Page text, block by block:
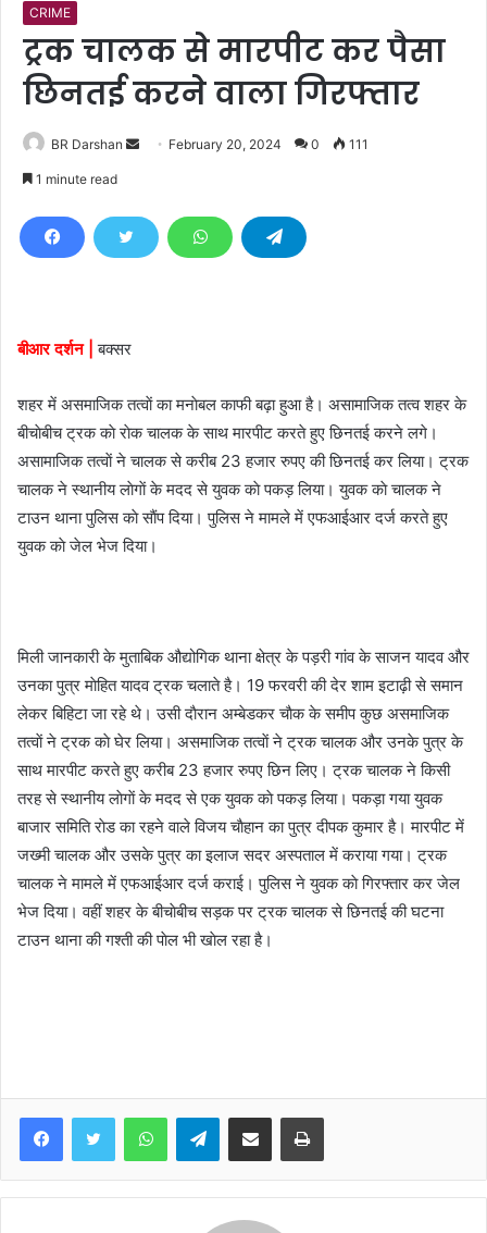
CRIME
ट्रक चालक से मारपीट कर पैसा
छिनतई करने वाला गिरफ्तार
BR Darshan
d
l
February 20, 2024 0 111
1 minute read
बीआर दर्शन | बक्सर
शहर में असमाजिक तत्वाें का मनाेबल काफी बढ़ा हुआ है। असामाजिक तत्व शहर के
बीचाेबीच ट्रक काे राेक चालक के साथ मारपीट करते हुए छिनतई करने लगे।
असामाजिक तत्वाें ने चालक से करीब 23 हजार रुपए की छिनतई कर लिया। ट्रक
चालक ने स्थानीय लाेगाें के मदद से युवक काे पकड़ लिया। युवक काे चालक ने
टाउन थाना पुलिस काे साैंप दिया। पुलिस ने मामले में एफआईआर दर्ज करते हुए
युवक काे जेल भेज दिया।
मिली जानकारी के मुताबिक औद्योगिक थाना क्षेत्र के पड़री गांव के साजन यादव और
उनका पुत्र माेहित यादव ट्रक चलाते है। 19 फरवरी की देर शाम इटाढ़ी से समान
लेकर बिहिटा जा रहे थे। उसी दाैरान अम्बेडकर चाैक के समीप कुछ असमाजिक
तत्वाें ने ट्रक काे घेर लिया। असमाजिक तत्वाें ने ट्रक चालक और उनके पुत्र के
साथ मारपीट करते हुए करीब 23 हजार रुपए छिन लिए। ट्रक चालक ने किसी
तरह से स्थानीय लाेगाें के मदद से एक युवक काे पकड़ लिया। पकड़ा गया युवक
बाजार समिति राेड का रहने वाले विजय चाैहान का पुत्र दीपक कुमार है। मारपीट में
जख्मी चालक और उसके पुत्र का इलाज सदर अस्पताल में कराया गया। ट्रक
चालक ने मामले में एफआईआर दर्ज कराई। पुलिस ने युवक काे गिरफ्तार कर जेल
भेज दिया। वहीं शहर के बीचाेबीच सड़क पर ट्रक चालक से छिनतई की घटना
टाउन थाना की गश्ती की पाेल भी खाेल रहा है।
Telegram